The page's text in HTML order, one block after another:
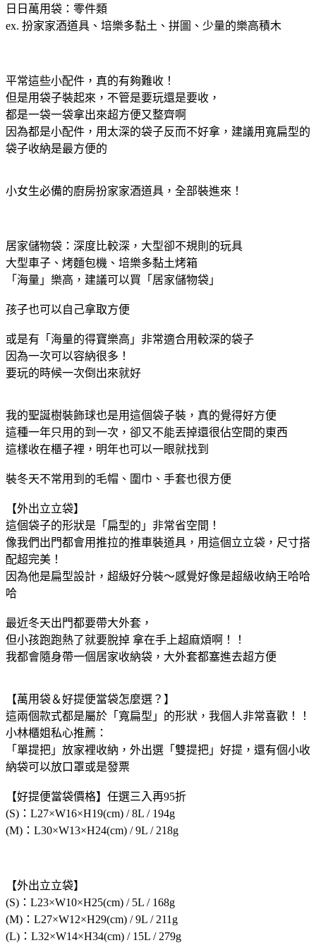
日日萬用袋：零件類
ex. 扮家家酒道具、培樂多黏土、拼圖、少量的樂高積木
平常這些小配件，真的有夠難收！
但是用袋子裝起來，不管是要玩還是要收，
都是一袋一袋拿出來超方便又整齊啊
因為都是小配件，用太深的袋子反而不好拿，建議用寬扁型的
袋子收納是最方便的
小女生必備的廚房扮家家酒道具，全部裝進來！
居家儲物袋：深度比較深，大型卻不規則的玩具
大型車子、烤麵包機、培樂多黏土烤箱
「海量」樂高，建議可以買「居家儲物袋」
孩子也可以自己拿取方便
或是有「海量的得寶樂高」非常適合用較深的袋子
因為一次可以容納很多！
要玩的時候一次倒出來就好
我的聖誕樹裝飾球也是用這個袋子裝，真的覺得好方便
這種一年只用的到一次，卻又不能丟掉還很佔空間的東西
這樣收在櫃子裡，明年也可以一眼就找到
裝冬天不常用到的毛帽、圍巾、手套也很方便
【外出立立袋】
這個袋子的形狀是「扁型的」非常省空間！
像我們出門都會用推拉的推車裝道具，用這個立立袋，尺寸搭
配超完美！
因為他是扁型設計，超級好分裝～感覺好像是超級收納王哈哈
哈
最近冬天出門都要帶大外套，
但小孩跑跑熱了就要脫掉 拿在手上超麻煩啊！！
我都會隨身帶一個居家收納袋，大外套都塞進去超方便
【萬用袋＆好提便當袋怎麼選？】
這兩個款式都是屬於「寬扁型」的形狀，我個人非常喜歡！！
小林櫃姐私心推薦：
「單提把」放家裡收納，外出選「雙提把」好提，還有個小收
納袋可以放口罩或是發票
【好提便當袋價格】任選三入再95折
(S)：L27×W16×H19(cm) / 8L / 194g
(M)：L30×W13×H24(cm) / 9L / 218g
【外出立立袋】
(S)：L23×W10×H25(cm) / 5L / 168g
(M)：L27×W12×H29(cm) / 9L / 211g
(L)：L32×W14×H34(cm) / 15L / 279g